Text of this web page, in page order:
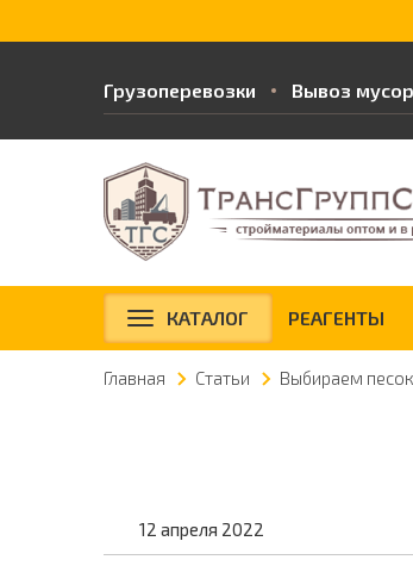
Грузоперевозки Вывоз
КАТАЛОГ РЕАГЕНТЫ
Главная Статьи Выбираем
12 апреля 2022